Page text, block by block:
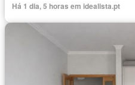
Há 1 dia, 5 horas em idealista.pt